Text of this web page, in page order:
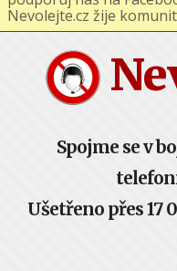
Spojme se v
Ušetřeno přes 17
podporuj nás na
Nevolejte.cz žije